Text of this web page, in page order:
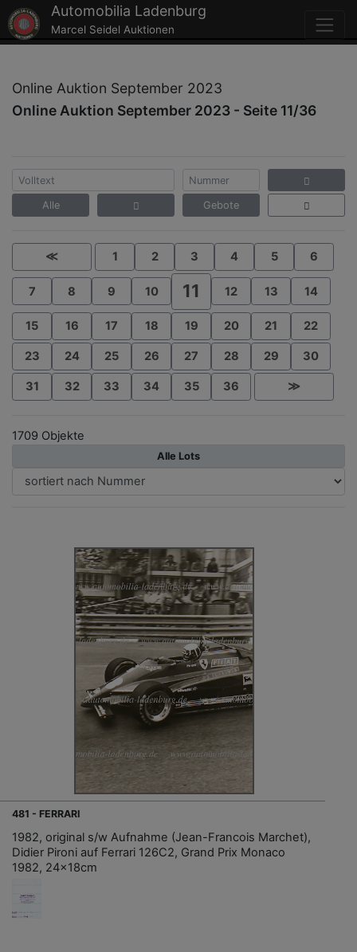
Automobilia Ladenburg
Marcel Seidel Auktionen
Online Auktion September 2023
Online Auktion September 2023 - Seite 11/36
Alle Gebote
≪ 1 2 3 4 5 6
7 8 9 10 11 12 13 14
15 16 17 18 19 20 21 22
23 24 25 26 27 28 29 30
31 32 33 34 35 36 ≫
1709 Objekte
Alle Lots
481 - FERRARI
1982, original s/w Aufnahme (Jean-Francois Marchet),
Didier Pironi auf Ferrari 126C2, Grand Prix Monaco
1982, 24x18cm